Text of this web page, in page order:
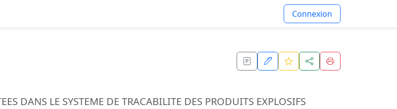
Connexion
DANS LE SYSTEME DE TRACABILITE DES PRODUITS EXPLOSIFS